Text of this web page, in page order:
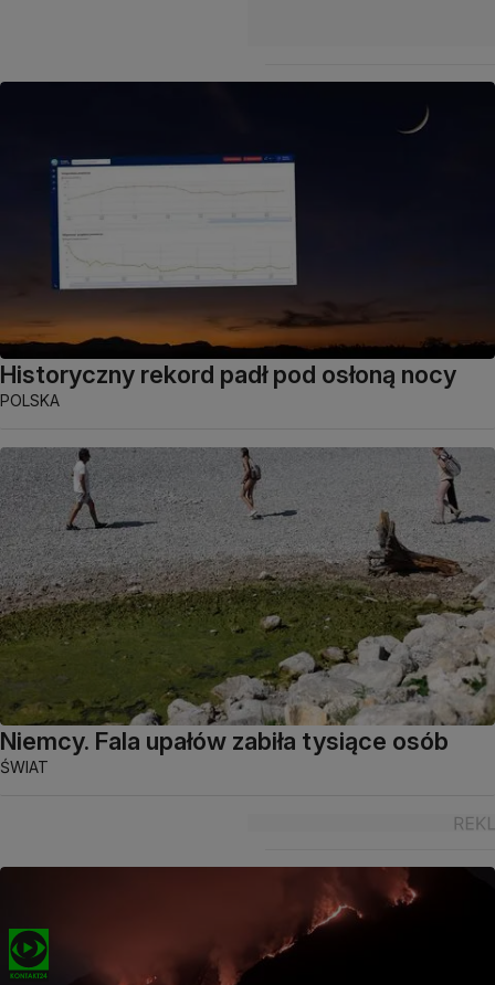
Historyczny rekord padł pod osłoną nocy
POLSKA
Niemcy. Fala upałów zabiła tysiące osób
ŚWIAT